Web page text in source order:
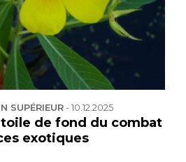
SUPÉRIEUR-10.12.2025
de fond du combat
exotiques